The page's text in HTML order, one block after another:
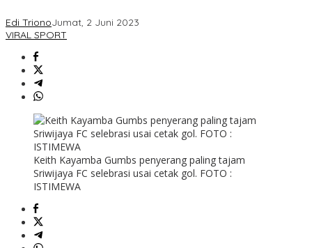
Edi TrionoJumat, 2 Juni 2023
VIRAL SPORT
Keith Kayamba Gumbs penyerang paling tajam
Sriwijaya FC selebrasi usai cetak gol. FOTO :
ISTIMEWA